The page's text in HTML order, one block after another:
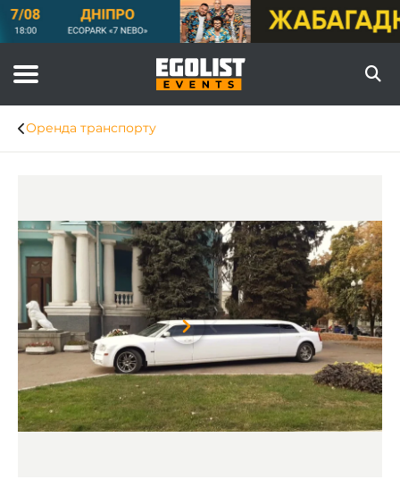
Оренда транспорту
Item
of
8